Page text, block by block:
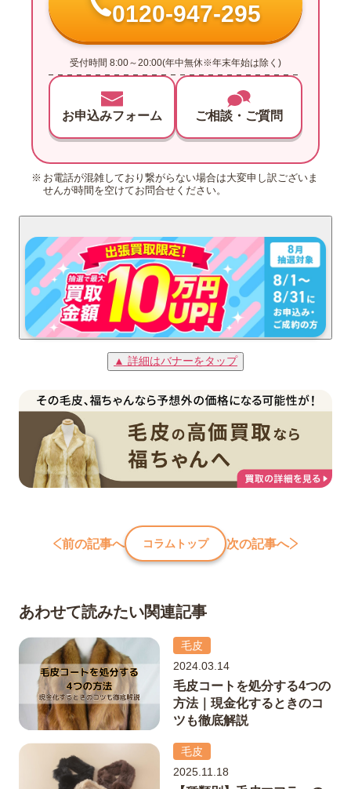
0120-947-295
受付時間 8:00～20:00(年中無休※年末年始は除く)
お申込みフォーム ご相談・ご質問
お電話が混雑しており繋がらない場合は大変申し訳ございま
せんが時間を空けてお問合せください。
▲ 詳細はバナーをタップ
前の記事へ コラムトップ 次の記事へ
あわせて読みたい関連記事
毛皮
2024.03.14
毛皮コートを処分する4つの
方法｜現金化するときのコ
ツも徹底解説
毛皮
2025.11.18